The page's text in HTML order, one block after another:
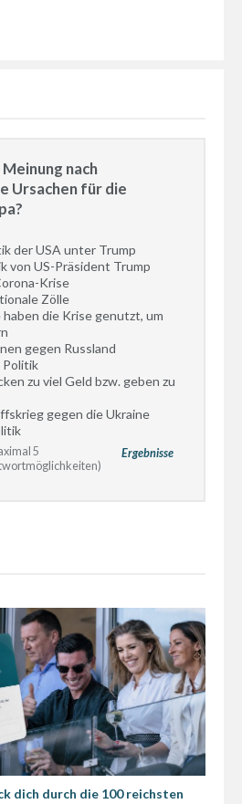
nach
Ursachen für die
der USA unter Trump
von US-Präsident Trump
Krise
Zölle
die Krise genutzt, um
gegen Russland
Politik
zu viel Geld bzw. geben zu
gegen die Ukraine
Ergebnisse
5
dich durch die 100 reichsten